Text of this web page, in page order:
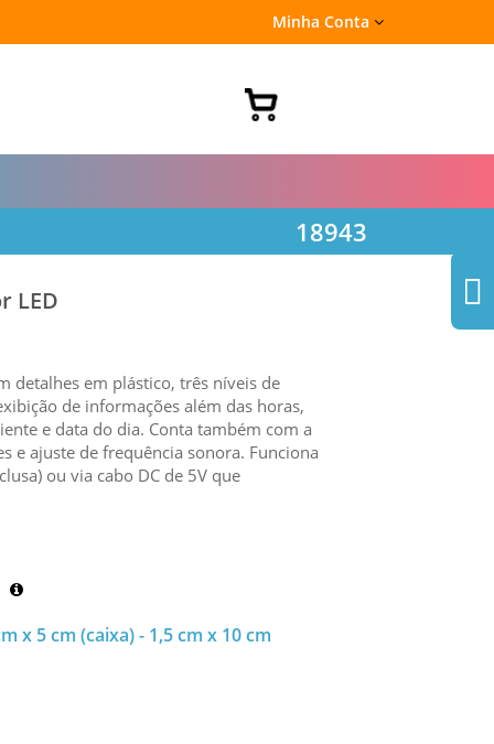
Minha Conta
18943
LED
detalhes em plástico, três níveis de
de informações além das horas,
e data do dia. Conta também com a
e ajuste de frequência sonora. Funciona
ou via cabo DC de 5V que
x 5 cm (caixa) - 1,5 cm x 10 cm